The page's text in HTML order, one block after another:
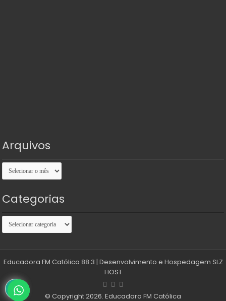
Arquivos
Arquivos
Categorias
Categorias
Educadora FM Católica 88.3 | Desenvolvimento e Hospedagem SLZ
HOST
© Copyright 2026. Educadora FM Católica